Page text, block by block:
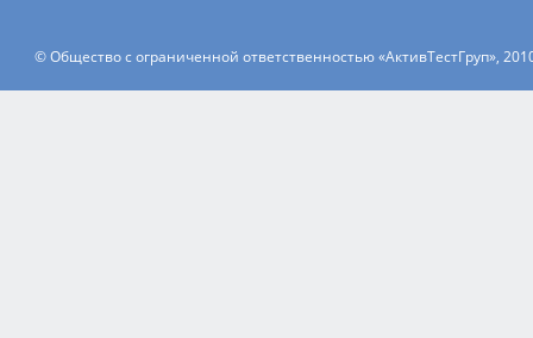
© Общество с ограниченной ответственностью «АктивТестГруп»,